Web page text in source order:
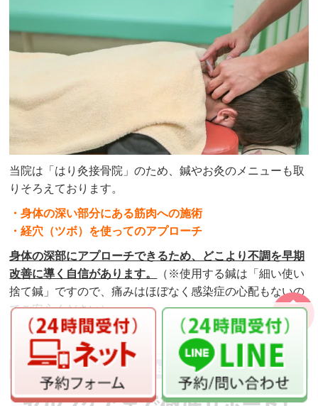
当院は「はり灸接骨院」のため、鍼やお灸のメニューも取
りそろえております。
・身体の深い部分にある筋肉への施術
・経穴（ツボ）を使ってのアプローチ
身体の深部にアプローチできるため、どこより不調を早期
改善に導く自信があります。
（※使用する鍼は「細い使い
捨て鍼」ですので、痛みはほぼなく感染症の心配もないの
でご安心ください）
ページの
先頭へ